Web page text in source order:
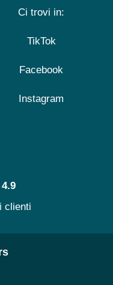
Ci trovi in:
TikTok
Facebook
Instagram
clienti